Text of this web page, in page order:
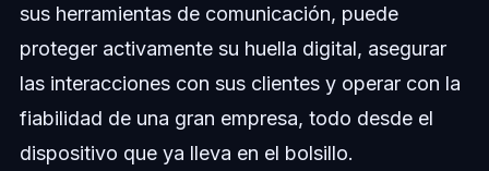
sus herramientas de comunicación, puede
proteger activamente su huella digital, asegurar
las interacciones con sus clientes y operar con la
fiabilidad de una gran empresa, todo desde el
dispositivo que ya lleva en el bolsillo.